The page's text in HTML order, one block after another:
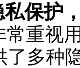
私保护
常重视
了多种